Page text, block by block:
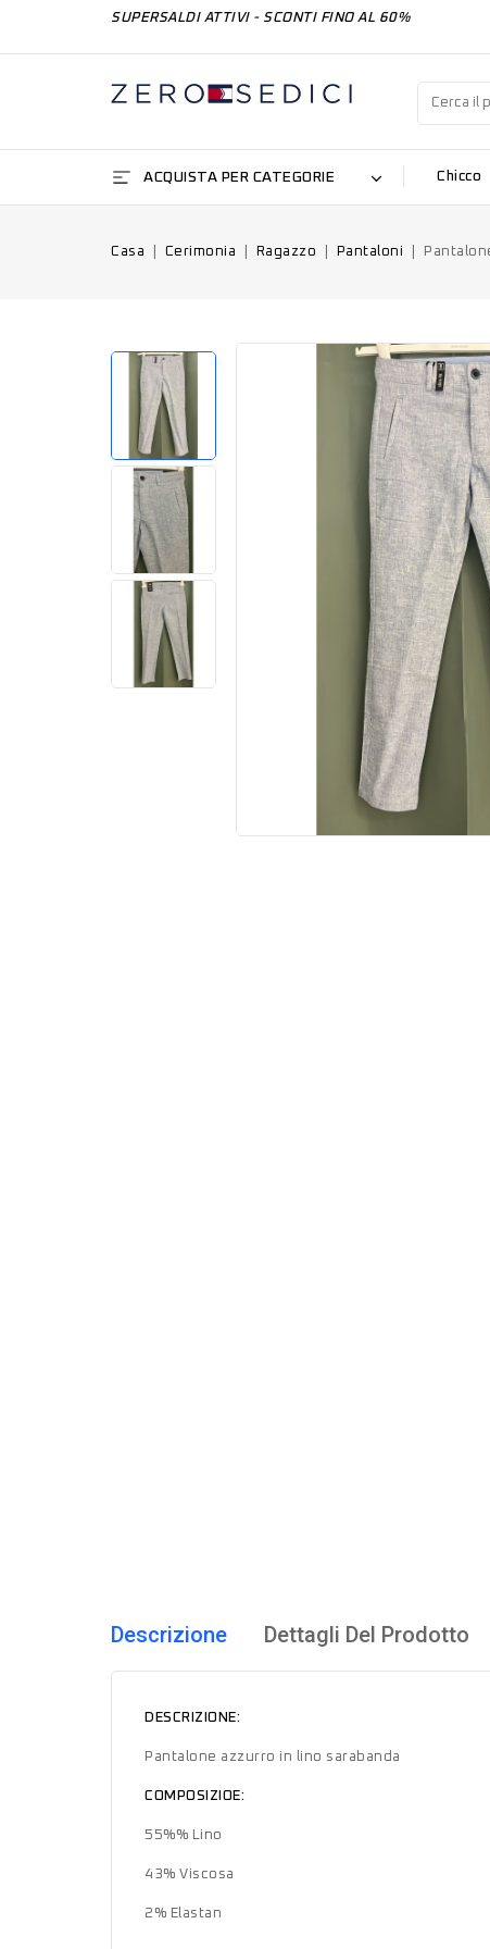
SUPERSALDI ATTIVI - SCONTI FINO AL 60%
ACQUISTA PER CATEGORIE Chicco
Casa Cerimonia Ragazzo Pantaloni
Descrizione Dettagli Del Prodotto
DESCRIZIONE:
Pantalone azzurro in lino sarabanda
COMPOSIZIOE:
55%% Lino
43% Viscosa
2% Elastan